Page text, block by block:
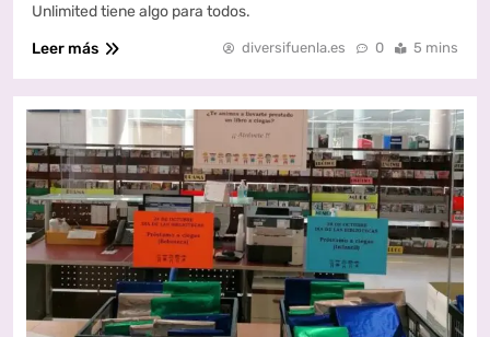
Unlimited tiene algo para todos.
Leer más
diversifuenla.es 0 5 mins